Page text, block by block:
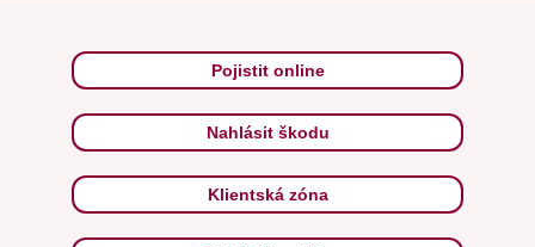
Pojistit online
Nahlásit škodu
Klientská zóna